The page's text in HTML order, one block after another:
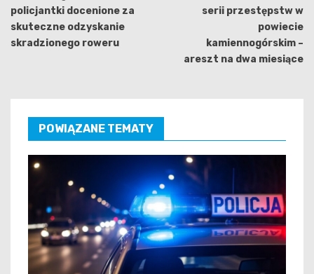
policjantki docenione za
skuteczne odzyskanie
skradzionego roweru
serii przestępstw w
powiecie
kamiennogórskim –
areszt na dwa miesiące
POWIĄZANE TEMATY